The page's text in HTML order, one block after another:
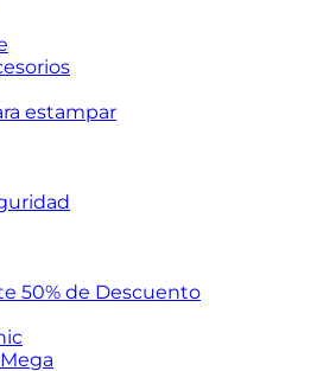
estampar
50% de Descuento